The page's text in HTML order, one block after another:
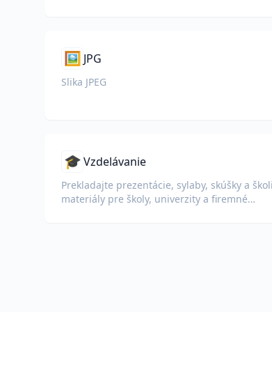
🖼️ JPG
Slika JPEG
🎓Vzdelávanie
Prekladajte prezentácie, sylaby, skúšky a
materiály pre školy, univerzity a firemné